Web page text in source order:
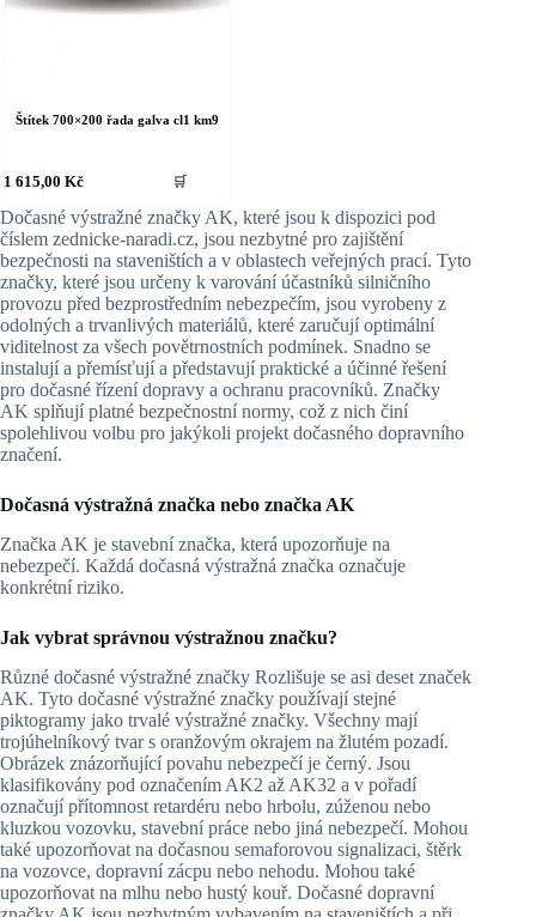
Štítek 700×200 řada galva cl1 km9
1 615,00 Kč 🛒
Dočasné výstražné značky AK, které jsou k dispozici pod
číslem zednicke-naradi.cz, jsou nezbytné pro zajištění
bezpečnosti na staveništích a v oblastech veřejných prací. Tyto
značky, které jsou určeny k varování účastníků silničního
provozu před bezprostředním nebezpečím, jsou vyrobeny z
odolných a trvanlivých materiálů, které zaručují optimální
viditelnost za všech povětrnostních podmínek. Snadno se
instalují a přemísťují a představují praktické a účinné řešení
pro dočasné řízení dopravy a ochranu pracovníků. Značky
AK splňují platné bezpečnostní normy, což z nich činí
spolehlivou volbu pro jakýkoli projekt dočasného dopravního
značení.
Dočasná výstražná značka nebo značka AK
Značka AK je stavební značka, která upozorňuje na
nebezpečí. Každá dočasná výstražná značka označuje
konkrétní riziko.
Jak vybrat správnou výstražnou značku?
Různé dočasné výstražné značky Rozlišuje se asi deset značek
AK. Tyto dočasné výstražné značky používají stejné
piktogramy jako trvalé výstražné značky. Všechny mají
trojúhelníkový tvar s oranžovým okrajem na žlutém pozadí.
Obrázek znázorňující povahu nebezpečí je černý. Jsou
klasifikovány pod označením AK2 až AK32 a v pořadí
označují přítomnost retardéru nebo hrbolu, zúženou nebo
kluzkou vozovku, stavební práce nebo jiná nebezpečí. Mohou
také upozorňovat na dočasnou semaforovou signalizaci, štěrk
na vozovce, dopravní zácpu nebo nehodu. Mohou také
upozorňovat na mlhu nebo hustý kouř. Dočasné dopravní